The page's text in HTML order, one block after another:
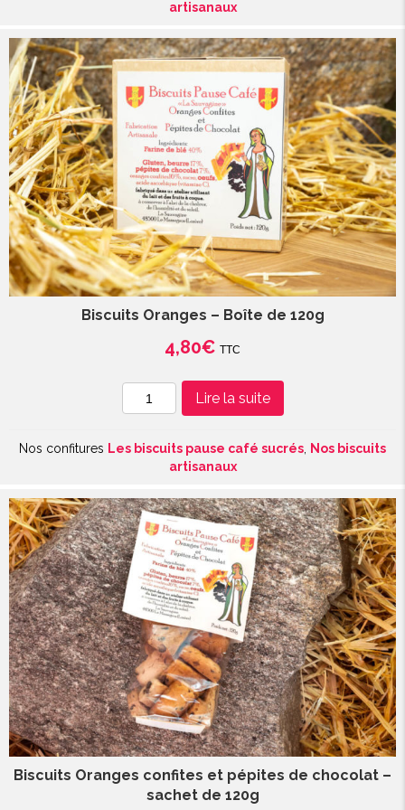
sachet
de
artisanaux
Biscuits Oranges – Boîte de 120g
4,80€ TTC
quantité
de
Oranges
Boîte
de
120g
Lire la suite
Nos confitures Les biscuits pause café sucrés Nos biscuits
artisanaux
Biscuits Oranges confites et pépites de chocolat –
sachet de 120g